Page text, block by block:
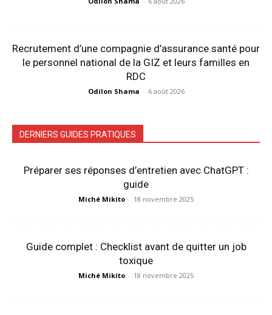
Recrutement d’une compagnie d’assurance santé pour
le personnel national de la GIZ et leurs familles en
RDC
Odilon Shama - 6 août 2026
DERNIERS GUIDES PRATIQUES
Préparer ses réponses d’entretien avec ChatGPT :
guide
Miché Mikito - 18 novembre 2025
Guide complet : Checklist avant de quitter un job
toxique
Miché Mikito - 18 novembre 2025